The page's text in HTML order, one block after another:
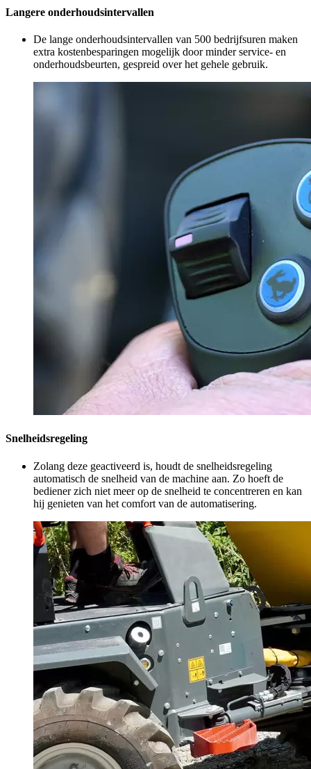
Langere onderhoudsintervallen
De lange onderhoudsintervallen van 500 bedrijfsuren maken
extra kostenbesparingen mogelijk door minder service- en
onderhoudsbeurten, gespreid over het gehele gebruik.
Snelheidsregeling
Zolang deze geactiveerd is, houdt de snelheidsregeling
automatisch de snelheid van de machine aan. Zo hoeft de
bediener zich niet meer op de snelheid te concentreren en kan
hij genieten van het comfort van de automatisering.